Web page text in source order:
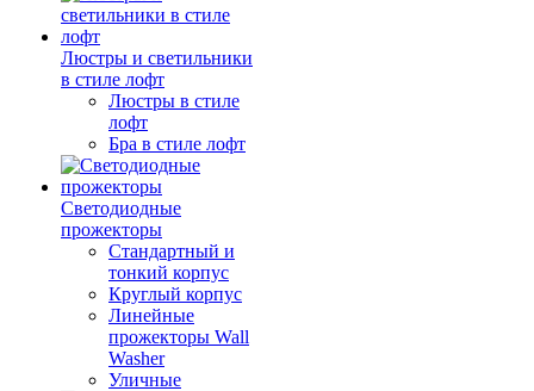
Люстры и светильники
в стиле лофт
Люстры в стиле
лофт
Бра в стиле лофт
Светодиодные
прожекторы
Стандартный и
тонкий корпус
Круглый корпус
Линейные
прожекторы Wall
Washer
Уличные